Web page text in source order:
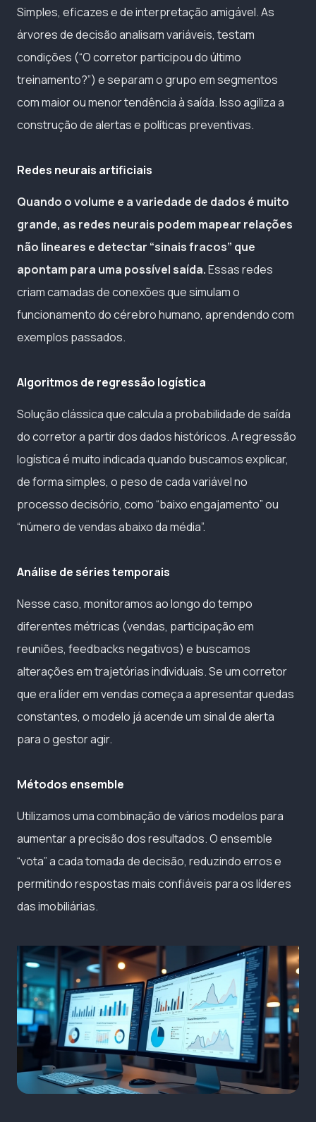
Simples, eficazes e de interpretação amigável. As
árvores de decisão analisam variáveis, testam
condições (“O corretor participou do último
treinamento?”) e separam o grupo em segmentos
com maior ou menor tendência à saída. Isso agiliza a
construção de alertas e políticas preventivas.
Redes neurais artificiais
Quando o volume e a variedade de dados é muito
grande, as redes neurais podem mapear relações
não lineares e detectar “sinais fracos” que
apontam para uma possível saída.Essas redes
criam camadas de conexões que simulam o
funcionamento do cérebro humano, aprendendo com
exemplos passados.
Algoritmos de regressão logística
Solução clássica que calcula a probabilidade de saída
do corretor a partir dos dados históricos. A regressão
logística é muito indicada quando buscamos explicar,
de forma simples, o peso de cada variável no
processo decisório, como “baixo engajamento” ou
“número de vendas abaixo da média”.
Análise de séries temporais
Nesse caso, monitoramos ao longo do tempo
diferentes métricas (vendas, participação em
reuniões, feedbacks negativos) e buscamos
alterações em trajetórias individuais. Se um corretor
que era líder em vendas começa a apresentar quedas
constantes, o modelo já acende um sinal de alerta
para o gestor agir.
Métodos ensemble
Utilizamos uma combinação de vários modelos para
aumentar a precisão dos resultados. O ensemble
“vota” a cada tomada de decisão, reduzindo erros e
permitindo respostas mais confiáveis para os líderes
das imobiliárias.